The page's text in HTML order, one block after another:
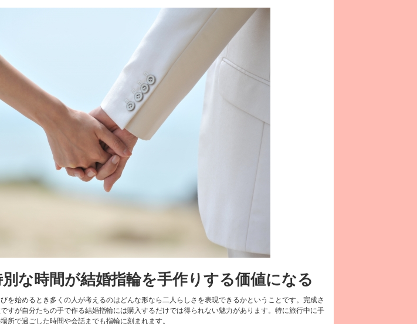
な時間が結婚指輪を手作りする価値になる
を始めるとき多くの人が考えるのはどんな形なら二人らしさを表現できるかということです。完成さ
すが自分たちの手で作る結婚指輪には購入するだけでは得られない魅力があります。特に旅行中に手
所で過ごした時間や会話までも指輪に刻まれます。